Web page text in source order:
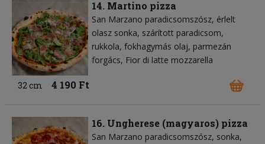
14. Martino pizza
San Marzano paradicsomszósz érlelt
olasz sonka szárított paradicsom
rukkola fokhagymás olaj parmezán
forgács Fior di latte mozzarella
32 cm 4 190 Ft
16. Ungherese (magyaros) pizza
San Marzano paradicsomszósz sonka